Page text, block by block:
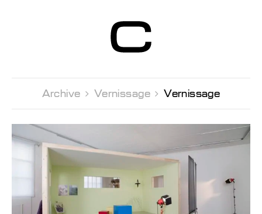
Contemporain
Genève
Archive  Vernissage  Vernissage